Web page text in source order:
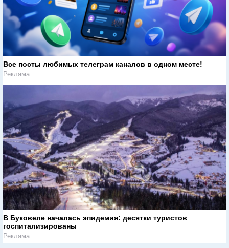
Все посты любимых телеграм каналов в одном месте!
Реклама
В Буковеле началась эпидемия: десятки туристов
госпитализированы
Реклама